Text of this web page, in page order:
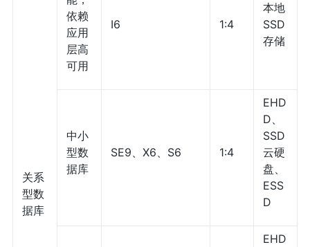
关系
型数
据库
依赖
应用
层高
可用
I6 1:4
本地
SSD
存储
中小
型数
据库
SE9、X6、S6 1:4
EHD
D、
SSD
云硬
盘、
ESS
D
EHD